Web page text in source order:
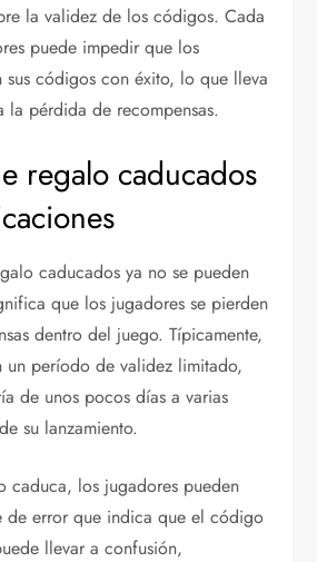
la validez de los códigos. Cada
puede impedir que los
sus códigos con éxito, lo que lleva
la pérdida de recompensas.
regalo caducados
caducados ya no se pueden
que los jugadores se pierden
dentro del juego. Típicamente,
un período de validez limitado,
de unos pocos días a varias
su lanzamiento.
caduca, los jugadores pueden
de error que indica que el código
llevar a confusión,